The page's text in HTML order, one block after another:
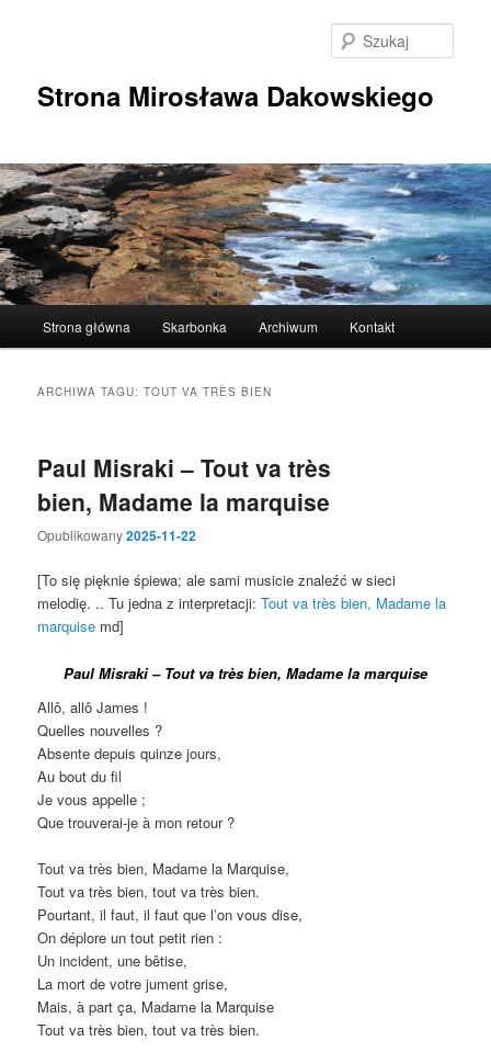
Strona Mirosława Dakowskiego
Strona główna Skarbonka Archiwum Kontakt
ARCHIWA TAGU:TOUT VA TRÈS BIEN
Paul Misraki – Tout va très
bien, Madame la marquise
Opublikowany2025-11-22
[To się pięknie śpiewa; ale sami musicie znaleźć w sieci
melodię. .. Tu jedna z interpretacji: Tout va très bien, Madame la
marquise md]
Paul Misraki – Tout va très bien, Madame la marquise
Allô, allô James !
Quelles nouvelles ?
Absente depuis quinze jours,
Au bout du fil
Je vous appelle ;
Que trouverai-je à mon retour ?
Tout va très bien, Madame la Marquise,
Tout va très bien, tout va très bien.
Pourtant, il faut, il faut que l’on vous dise,
On déplore un tout petit rien :
Un incident, une bêtise,
La mort de votre jument grise,
Mais, à part ça, Madame la Marquise
Tout va très bien, tout va très bien.